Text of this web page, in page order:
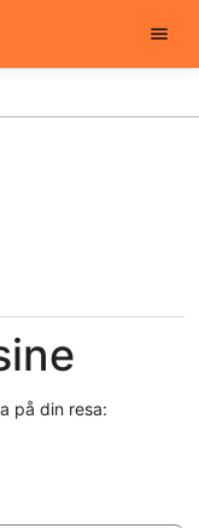
på din resa: